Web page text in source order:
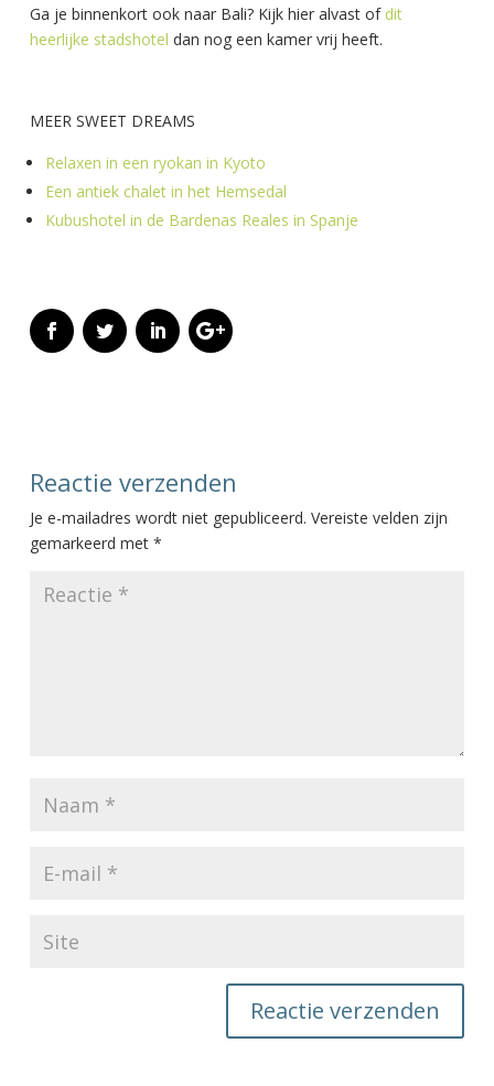
Ga je binnenkort ook naar Bali? Kijk hier alvast of dit
heerlijke stadshotel dan nog een kamer vrij heeft.
MEER SWEET DREAMS
Relaxen in een ryokan in Kyoto
Een antiek chalet in het Hemsedal
Kubushotel in de Bardenas Reales in Spanje
Reactie verzenden
Je e-mailadres wordt niet gepubliceerd. Vereiste velden zijn
gemarkeerd met *